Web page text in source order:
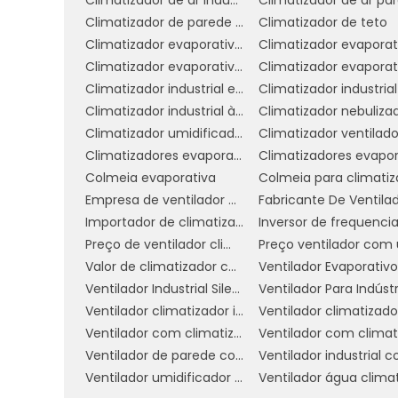
COMO ESCOLHER O
IDEAL PARA SUA
A escolha do climatizador umidificador
pode impactar diretamente na
diretrizes para ajudá-lo a fazer a escolha
Determine o Tamanho do
onde o climatizador será instalado.
recomendados para ambientes
áreas restritas.
Considere a Taxa de Umidade:
Em locais com clima muito seco,
umidificação será necessário para
Verifique a Eficiência
consumo de energia. Equipamentos com
Climatizador de parede comercial
Climatizador de teto
Climatizador evaporativo de parede preço
Climatizador evaporativo portátil preço
Climatizador industrial evaporativo
Climatizador industrial à venda
Climatizador
Climatizador umidificador ventilador
Climatizador
Climatizadores evaporativo comercial e industrial
Colmeia evaporativa
Empresa de ventilador climatizador industrial
Importador de climatizador
Preço de ventilador climatizador industrial
Valor de climatizador com névoa
Ventilador Industrial Silencioso
Ventilador Para
Ventilador climatizador industrial
Ventilador com climatizador
Ventilador de parede com climatizador
Ventilador umidificador industrial